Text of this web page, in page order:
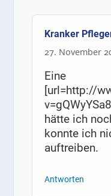
Kranker
27. November
Eine
[url=http://
hätte ich
konnte ich
auftreiben.
Antworten